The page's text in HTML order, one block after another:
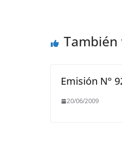
Emisión N°
20/06/2009